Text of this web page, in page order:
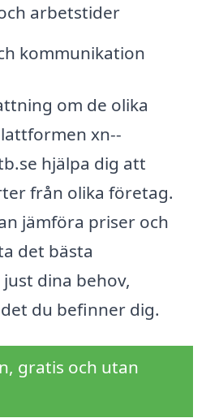
arbetstider
kommunikation
om de olika
xn--
hjälpa dig att
från olika företag.
jämföra priser och
det bästa
dina behov,
du befinner dig.
gratis och utan